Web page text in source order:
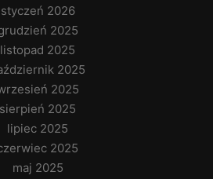
styczeń 2026
2025
listopad 2025
2025
2025
sierpień 2025
lipiec 2025
2025
maj 2025